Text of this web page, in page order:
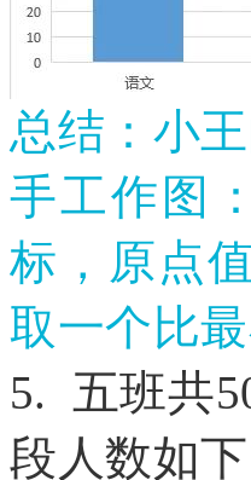
总结：小
手工作图
标，原点
取一个比
5. 五班共
段人数如下